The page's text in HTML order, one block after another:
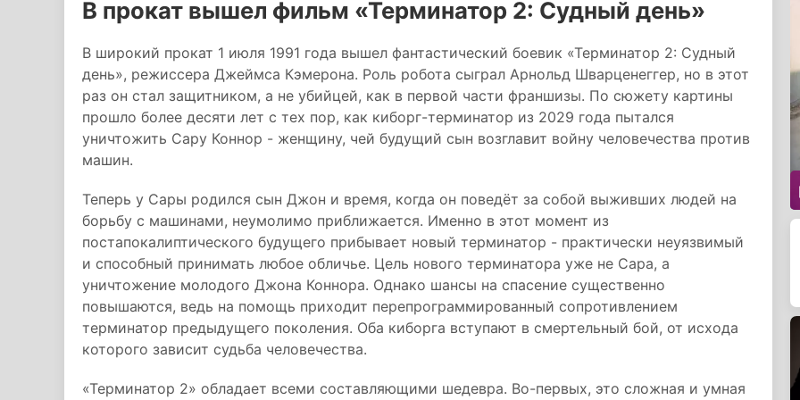
В прокат вышел фильм «Терминатор 2: Судный день»
В широкий прокат 1 июля 1991 года вышел фантастический боевик «Терминатор 2: Судный
день», режиссера Джеймса Кэмерона. Роль робота сыграл Арнольд Шварценеггер, но в этот
раз он стал защитником, а не убийцей, как в первой части франшизы. По сюжету картины
прошло более десяти лет с тех пор, как киборг-терминатор из 2029 года пытался
уничтожить Сару Коннор - женщину, чей будущий сын возглавит войну человечества против
машин.
Теперь у Сары родился сын Джон и время, когда он поведёт за собой выживших людей на
борьбу с машинами, неумолимо приближается. Именно в этот момент из
постапокалиптического будущего прибывает новый терминатор - практически неуязвимый
и способный принимать любое обличье. Цель нового терминатора уже не Сара, а
уничтожение молодого Джона Коннора. Однако шансы на спасение существенно
повышаются, ведь на помощь приходит перепрограммированный сопротивлением
терминатор предыдущего поколения. Оба киборга вступают в смертельный бой, от исхода
которого зависит судьба человечества.
«Терминатор 2» обладает всеми составляющими шедевра. Во-первых, это сложная и умная